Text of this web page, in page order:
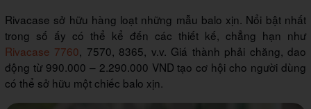
Rivacase sở hữu hàng loạt những mẫu balo xịn. Nổi bật nhất
trong số ấy có thể kể đến các thiết kế, chẳng hạn như
Rivacase 7760, 7570, 8365, v.v. Giá thành phải chăng, dao
động từ 990.000 – 2.290.000 VND tạo cơ hội cho người dùng
có thể sở hữu một chiếc balo xịn.